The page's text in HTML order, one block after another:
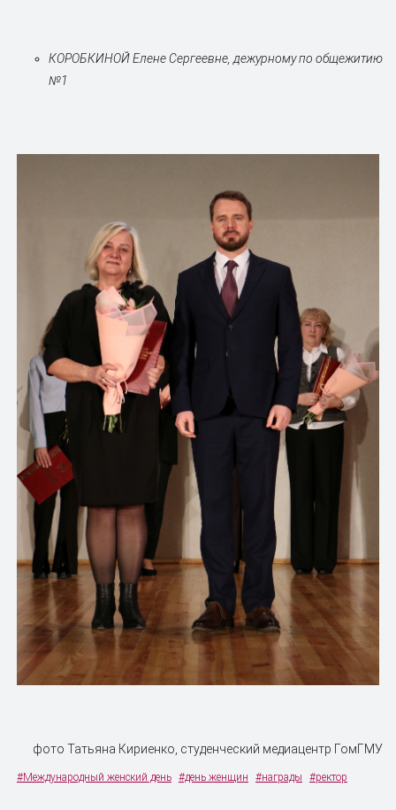
КОРОБКИНОЙ Елене Сергеевне, дежурному по общежитию
№1
фото Татьяна Кириенко, студенческий медиацентр ГомГМУ
#Международный женский день #день женщин #награды #ректор